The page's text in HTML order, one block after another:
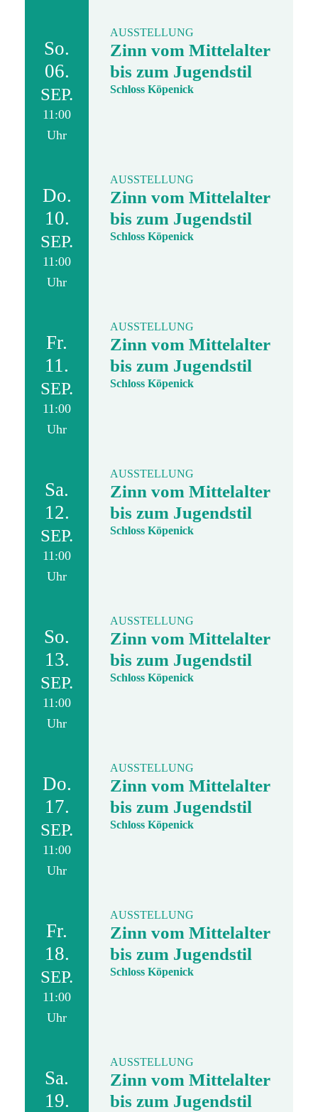
So.
06.
SEP.
11:00
Uhr
AUSSTELLUNG
Zinn vom Mittelalter
bis zum Jugendstil
Schloss Köpenick
Do.
10.
SEP.
11:00
Uhr
AUSSTELLUNG
Zinn vom Mittelalter
bis zum Jugendstil
Schloss Köpenick
Fr.
11.
SEP.
11:00
Uhr
AUSSTELLUNG
Zinn vom Mittelalter
bis zum Jugendstil
Schloss Köpenick
Sa.
12.
SEP.
11:00
Uhr
AUSSTELLUNG
Zinn vom Mittelalter
bis zum Jugendstil
Schloss Köpenick
So.
13.
SEP.
11:00
Uhr
AUSSTELLUNG
Zinn vom Mittelalter
bis zum Jugendstil
Schloss Köpenick
Do.
17.
SEP.
11:00
Uhr
AUSSTELLUNG
Zinn vom Mittelalter
bis zum Jugendstil
Schloss Köpenick
Fr.
18.
SEP.
11:00
Uhr
AUSSTELLUNG
Zinn vom Mittelalter
bis zum Jugendstil
Schloss Köpenick
Sa.
19.
AUSSTELLUNG
Zinn vom Mittelalter
bis zum Jugendstil